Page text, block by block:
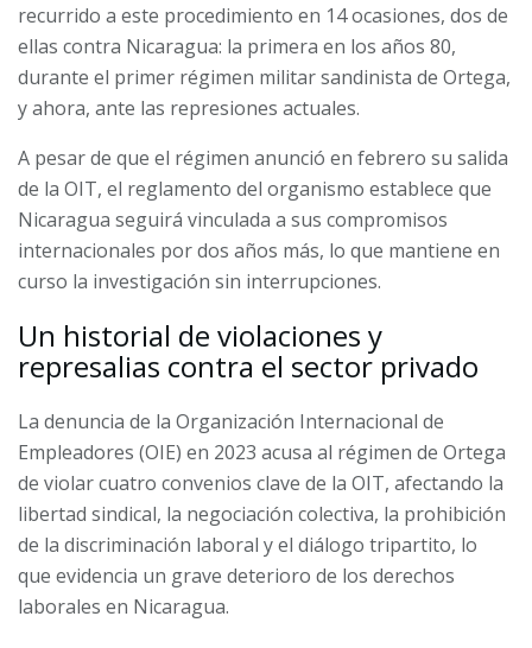
recurrido a este procedimiento en 14 ocasiones, dos de
ellas contra Nicaragua: la primera en los años 80,
durante el primer régimen militar sandinista de Ortega,
y ahora, ante las represiones actuales.
A pesar de que el régimen anunció en febrero su salida
de la OIT, el reglamento del organismo establece que
Nicaragua seguirá vinculada a sus compromisos
internacionales por dos años más, lo que mantiene en
curso la investigación sin interrupciones.
Un historial de violaciones y
represalias contra el sector privado
La denuncia de la Organización Internacional de
Empleadores (OIE) en 2023 acusa al régimen de Ortega
de violar cuatro convenios clave de la OIT, afectando la
libertad sindical, la negociación colectiva, la prohibición
de la discriminación laboral y el diálogo tripartito, lo
que evidencia un grave deterioro de los derechos
laborales en Nicaragua.